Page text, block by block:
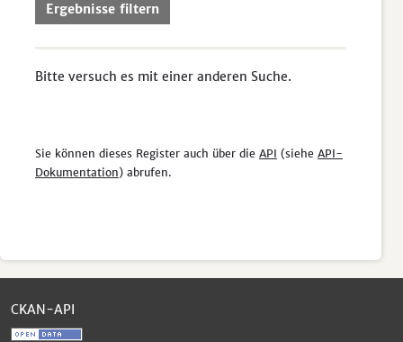
Ergebnisse filtern
Bitte versuch es mit einer anderen Suche.
Sie können dieses Register auch über die API (siehe API-
Dokumentation) abrufen.
CKAN-API